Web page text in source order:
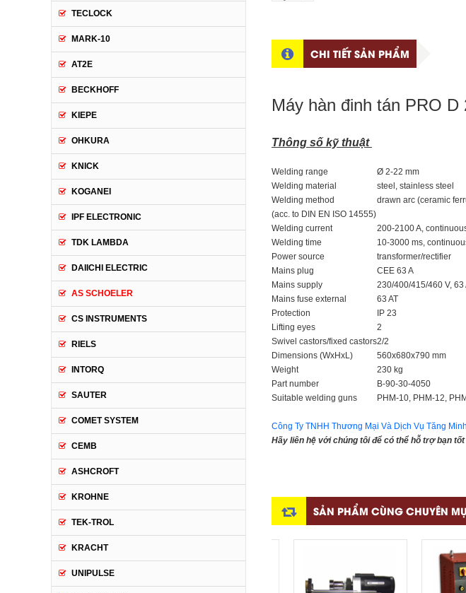
CHI TIẾT SẢN PHẨM
Máy hàn đinh tán PRO
Thông số kỹ thuật
Welding range
Ø 2-22 mm
Welding material
steel, stainless steel
Welding method
(acc. to DIN EN ISO 14555)
drawn arc (ceramic
Welding current
200-2100 A,
Welding time
10-3000 ms,
Power source
transformer/rectifier
Mains plug
CEE 63 A
Mains supply
230/400/415/460 V, 63
Mains fuse external
63 AT
Protection
IP 23
Lifting eyes
2
Swivel castors/fixed castors2/2
Dimensions (WxHxL)
560x680x790 mm
Weight
230 kg
Part number
B-90-30-4050
Suitable welding guns
PHM-10, PHM-12,
Công Ty TNHH Thương Mại Và Dịch Vụ Tăng
Hãy liên hệ với chúng tôi để có thể hỗ trợ bạn
SẢN PHẨM CÙNG CHUYÊN
TECLOCK
MARK-10
AT2E
BECKHOFF
KIEPE
OHKURA
KNICK
KOGANEI
IPF ELECTRONIC
TDK LAMBDA
DAIICHI ELECTRIC
AS SCHOELER
CS INSTRUMENTS
RIELS
INTORQ
SAUTER
COMET SYSTEM
CEMB
ASHCROFT
KROHNE
TEK-TROL
KRACHT
UNIPULSE